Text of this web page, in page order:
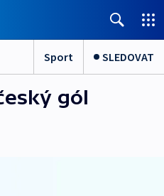
Sport SLEDOVAT
gól